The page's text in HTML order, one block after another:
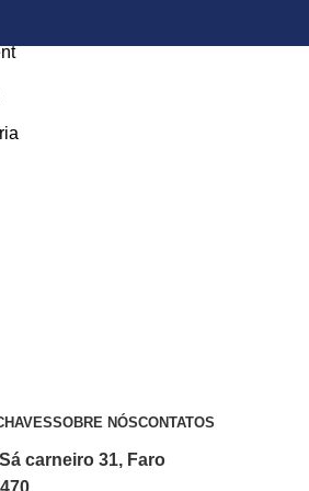
SOBRE NÓSCONTATOS
carneiro 31, Faro